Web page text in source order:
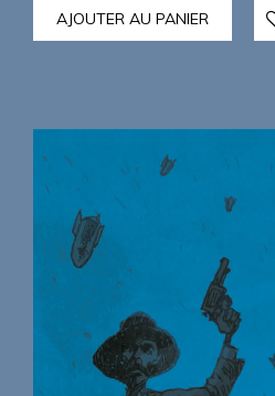
AJOUTER AU PANIER